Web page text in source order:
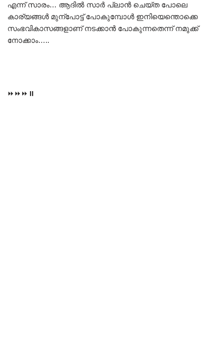
എന്ന് സാരം… ആദിൽ സാർ പ്ലാൻ ചെയ്ത പോലെ
കാര്യങ്ങൾ മുന്പോട്ട് പോകുമ്പോൾ ഇനിയെന്തൊക്കെ
സംഭവികാസങ്ങളാണ് നടക്കാൻ പോകുന്നതെന്ന് നമുക്ക്
നോക്കാം…..
⏩️⏩️⏩️⏸️